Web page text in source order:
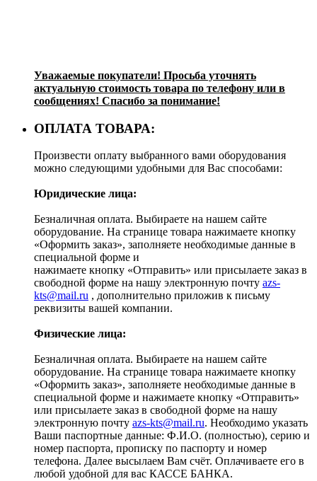
Уважаемые покупатели! Просьба уточнять
актуальную стоимость товара по телефону или в
сообщениях! Спасибо за понимание!
ОПЛАТА ТОВАРА:
Произвести оплату выбранного вами оборудования
можно следующими удобными для Вас способами:
Юридические лица:
Безналичная оплата. Выбираете на нашем сайте
оборудование. На странице товара нажимаете кнопку
«Оформить заказ», заполняете необходимые данные в
специальной форме и
нажимаете кнопку «Отправить» или присылаете заказ в
свободной форме на нашу электронную почту azs-
kts@mail.ru , дополнительно приложив к письму
реквизиты вашей компании.
Физические лица:
Безналичная оплата. Выбираете на нашем сайте
оборудование. На странице товара нажимаете кнопку
«Оформить заказ», заполняете необходимые данные в
специальной форме и нажимаете кнопку «Отправить»
или присылаете заказ в свободной форме на нашу
электронную почту azs-kts@mail.ru. Необходимо указать
Ваши паспортные данные: Ф.И.О. (полностью), серию и
номер паспорта, прописку по паспорту и номер
телефона. Далее высылаем Вам счёт. Оплачиваете его в
любой удобной для вас КАССЕ БАНКА.